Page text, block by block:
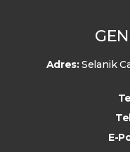
Adres:Selanik
E-